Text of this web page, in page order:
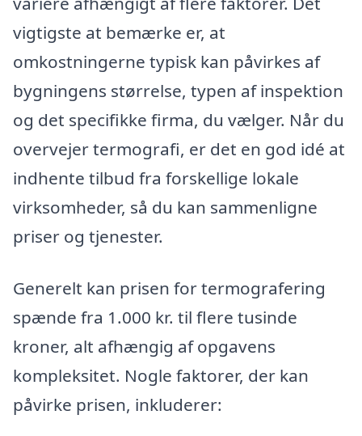
vigtigste at bemærke er, at
omkostningerne typisk kan påvirkes af
bygningens størrelse, typen af inspektion
og det specifikke firma, du vælger. Når du
overvejer termografi, er det en god idé at
indhente tilbud fra forskellige lokale
virksomheder, så du kan sammenligne
priser og tjenester.
Generelt kan prisen for termografering
spænde fra 1.000 kr. til flere tusinde
kroner, alt afhængig af opgavens
kompleksitet. Nogle faktorer, der kan
påvirke prisen, inkluderer: